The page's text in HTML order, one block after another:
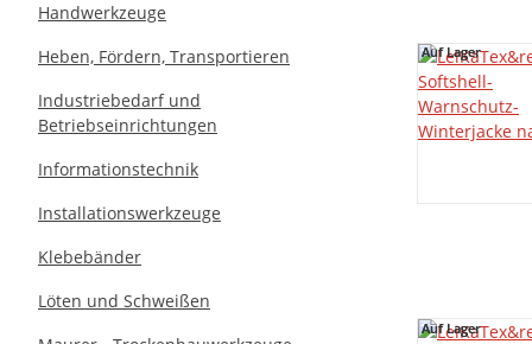
Auf Lager
Auf Lager
Auf Lager
Auf Lager
Handwerkzeuge
Heben, Fördern, Transportieren
Industriebedarf und
Betriebseinrichtungen
Informationstechnik
Installationswerkzeuge
Klebebänder
Löten und Schweißen